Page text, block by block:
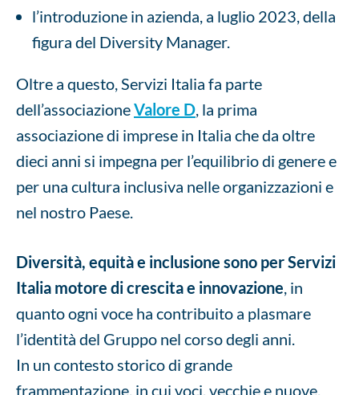
l’introduzione in azienda, a luglio 2023, della
figura del Diversity Manager.
Oltre a questo, Servizi Italia fa parte
dell’associazioneValore D, la prima
associazione di imprese in Italia che da oltre
dieci anni si impegna per l’equilibrio di genere e
per una cultura inclusiva nelle organizzazioni e
nel nostro Paese.
Diversità, equità e inclusione sono per Servizi
Italia motore di crescita e innovazione, in
quanto ogni voce ha contribuito a plasmare
l’identità del Gruppo nel corso degli anni.
In un contesto storico di grande
frammentazione, in cui voci, vecchie e nuove,